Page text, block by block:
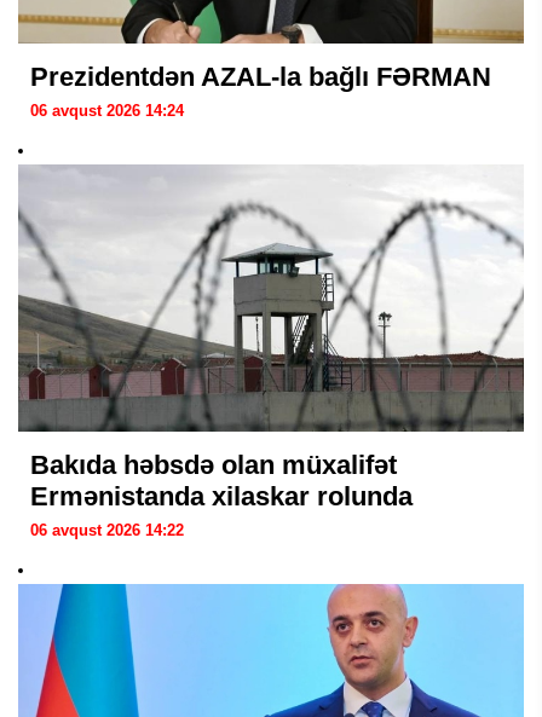
Prezidentdən AZAL-la bağlı FƏRMAN
06 avqust 2026 14:24
Bakıda həbsdə olan müxalifət
Ermənistanda xilaskar rolunda
06 avqust 2026 14:22